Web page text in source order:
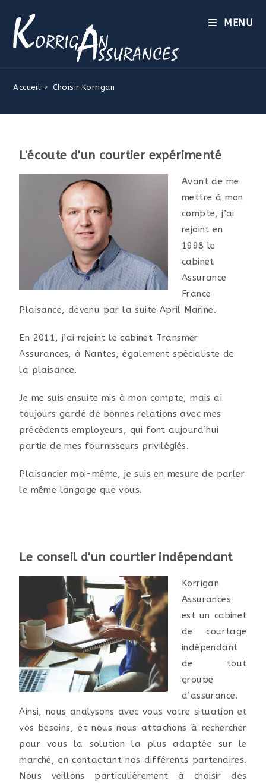
MENU
Accueil > Choisir Korrigan
L'écoute d'un courtier expérimenté
Avant de me
mettre à mon
compte, j’ai
rejoint en
1998 le
cabinet
Assurance
France
Plaisance, devenu par la suite April Marine.
En 2011, j’ai rejoint le cabinet Transmer
Assurances, à Nantes, également spécialiste de
la plaisance.
Je me suis ensuite mis à mon compte, mais ai
toujours gardé de bonnes relations avec mes
précédents employeurs, qui font aujourd’hui
partie de mes fournisseurs privilégiés.
Plaisancier moi-même, je suis en mesure de parler
le même langage que vous.
Le conseil d'un courtier indépendant
Korrigan
Assurances
est un cabinet
de courtage
indépendant
de tout
groupe
d’assurance.
Ainsi, nous analysons avec vous votre situation et
vos besoins, et nous nous attachons à rechercher
pour vous la solution la plus adaptée sur le
marché, en contactant nos différents partenaires.
Nous veillons particulièrement à choisir des